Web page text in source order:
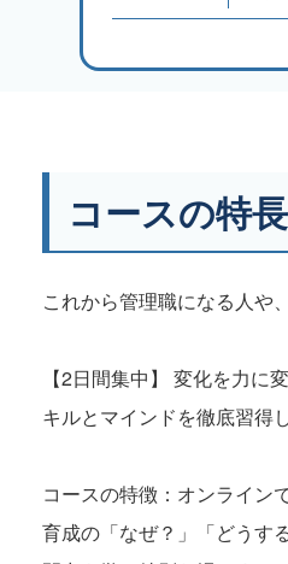
コースの特長
これから管理職になる人や
【2日間集中】 変化を力
キルとマインドを徹底習得し
コースの特徴：オンライン
育成の「なぜ？」「どうす